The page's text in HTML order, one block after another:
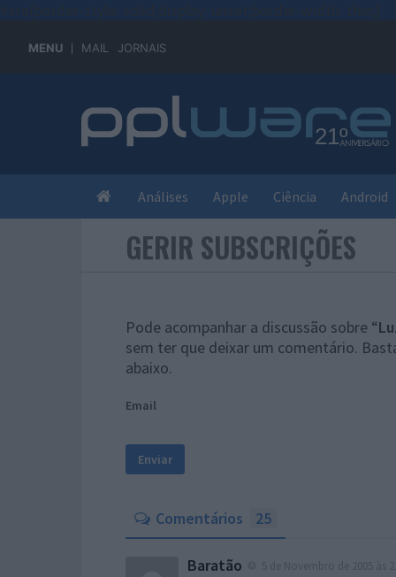
MENU MAIL JORNAIS
Análises Apple Ciência Android
GERIR SUBSCRIÇÕES
Pode acompanhar a discussão sobre “
sem ter que deixar um comentário.
abaixo.
Email
Comentários 25
Baratão